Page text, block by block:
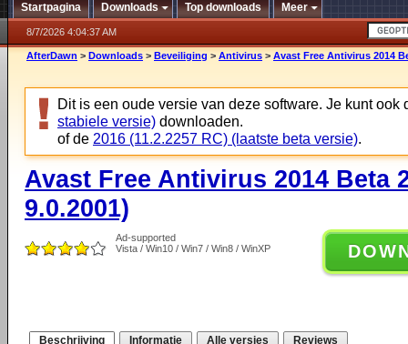
Startpagina Downloads Top downloads Meer
8/7/2026 4:04:37 AM
AfterDawn > Downloads > Beveiliging > Antivirus > Avast Free Antivirus 2014
Dit is een oude versie van deze software. Je kunt ook
stabiele versie) downloaden.
of de 2016 (11.2.2257 RC) (laatste beta versie).
Avast Free Antivirus 2014 Beta
9.0.2001)
Ad-supported
Vista / Win10 / Win7 / Win8 / WinXP
Beschrijving Informatie Alle versies Reviews